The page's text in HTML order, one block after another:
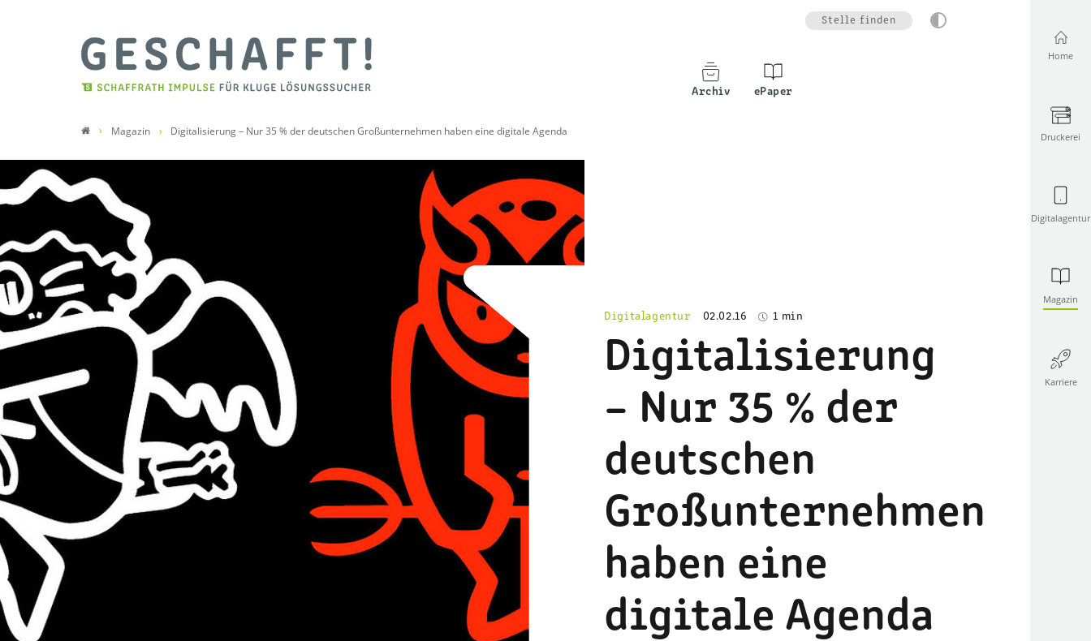
Home
Druckerei
Digitalagentur
Magazin
Karriere
Stelle finden
Archiv ePaper
Magazin Digitalisierung – Nur 35 % der deutschen Großunternehmen haben eine digitale Agenda
Digitalagentur 02.02.16 1 min
Digitalisierung
– Nur 35 % der
deutschen
Großunternehmen
haben eine
digitale Agenda